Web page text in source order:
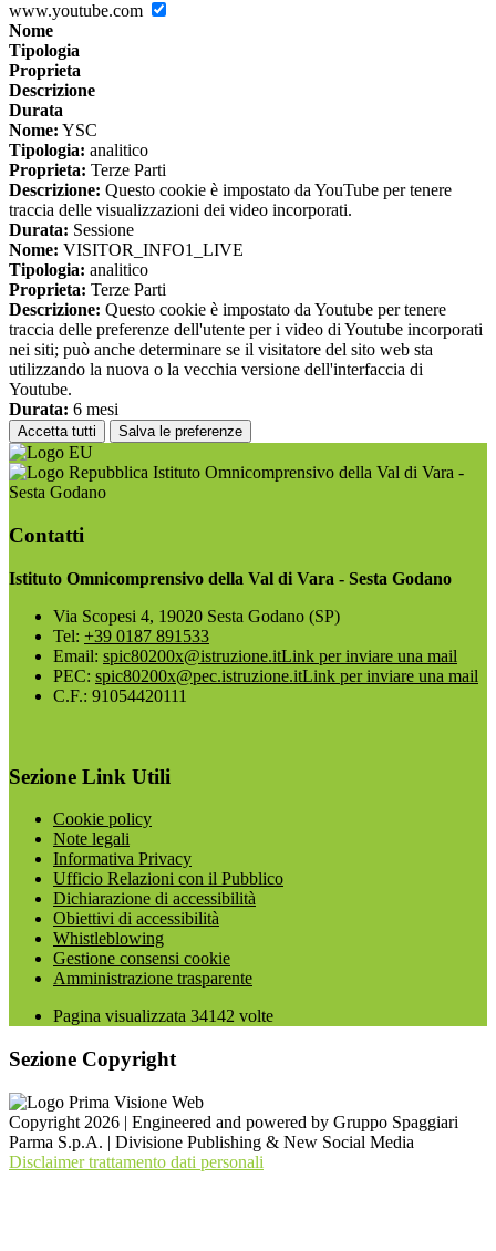
www.youtube.com
Nome
Tipologia
Proprieta
Descrizione
Durata
Nome: YSC
Tipologia: analitico
Proprieta: Terze Parti
Descrizione: Questo cookie è impostato da YouTube per tenere
traccia delle visualizzazioni dei video incorporati.
Durata: Sessione
Nome: VISITOR_INFO1_LIVE
Tipologia: analitico
Proprieta: Terze Parti
Descrizione: Questo cookie è impostato da Youtube per tenere
traccia delle preferenze dell'utente per i video di Youtube incorporati
nei siti; può anche determinare se il visitatore del sito web sta
utilizzando la nuova o la vecchia versione dell'interfaccia di
Youtube.
Durata: 6 mesi
Accetta tutti Salva le preferenze
Istituto Omnicomprensivo della Val di Vara -
Sesta Godano
Contatti
Istituto Omnicomprensivo della Val di Vara - Sesta Godano
Via Scopesi 4, 19020 Sesta Godano (SP)
Tel: +39 0187 891533
Email: spic80200x@istruzione.itLink per inviare una mail
PEC: spic80200x@pec.istruzione.itLink per inviare una mail
C.F.: 91054420111
Sezione Link Utili
Cookie policy
Note legali
Informativa Privacy
Ufficio Relazioni con il Pubblico
Dichiarazione di accessibilità
Obiettivi di accessibilità
Whistleblowing
Gestione consensi cookie
Amministrazione trasparente
Pagina visualizzata 34142 volte
Sezione Copyright
Copyright 2026 | Engineered and powered by Gruppo Spaggiari
Parma S.p.A. | Divisione Publishing & New Social Media
Disclaimer trattamento dati personali